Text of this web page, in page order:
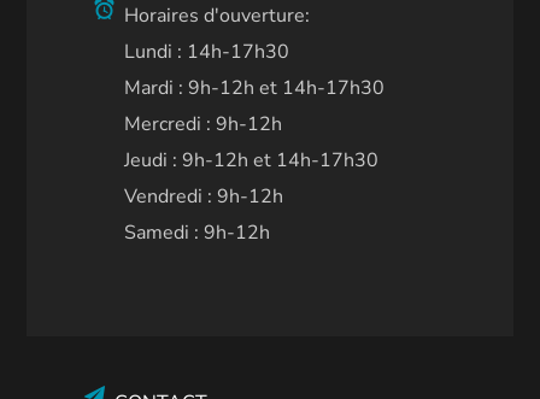
Horaires d'ouverture:
Lundi : 14h-17h30
Mardi : 9h-12h et 14h-17h30
Mercredi : 9h-12h
Jeudi : 9h-12h et 14h-17h30
Vendredi : 9h-12h
Samedi : 9h-12h